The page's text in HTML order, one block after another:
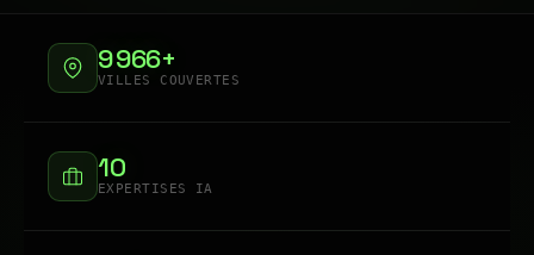
9 966+
VILLES COUVERTES
10
EXPERTISES IA